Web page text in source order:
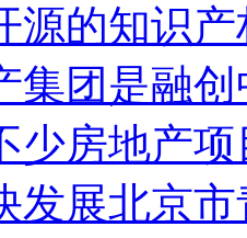
源的知识
集团是融
少房地产
发展北京